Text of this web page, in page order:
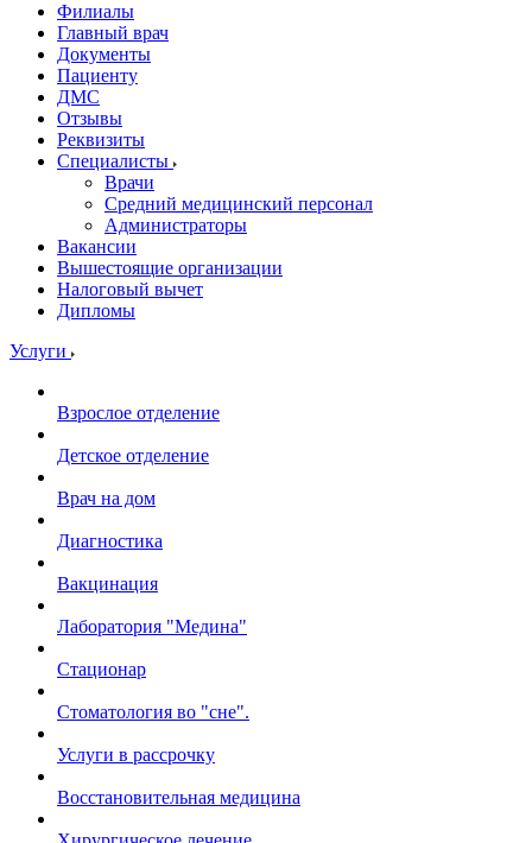
Филиалы
Главный врач
Документы
Пациенту
ДМС
Отзывы
Реквизиты
Специалисты
Врачи
Средний медицинский персонал
Администраторы
Вакансии
Вышестоящие организации
Налоговый вычет
Дипломы
Услуги
Взрослое отделение
Детское отделение
Врач на дом
Диагностика
Вакцинация
Лаборатория "Медина"
Стационар
Стоматология во "сне".
Услуги в рассрочку
Восстановительная медицина